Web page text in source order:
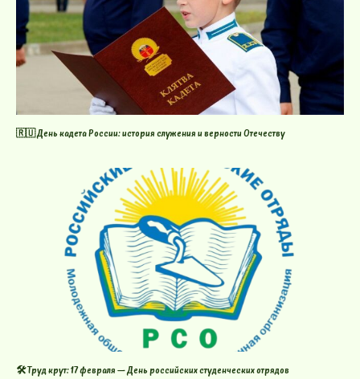
🇷🇺 День кадета России: история служения и верности Отечеству
🛠️ Труд крут: 17 февраля — День российских студенческих отрядов